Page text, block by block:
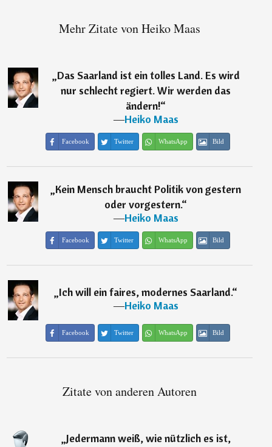
Mehr Zitate von Heiko Maas
„Das Saarland ist ein tolles Land. Es wird
nur schlecht regiert. Wir werden das
ändern!“
―Heiko Maas
Facebook Twitter WhatsApp Bild
„Kein Mensch braucht Politik von gestern
oder vorgestern.“
―Heiko Maas
Facebook Twitter WhatsApp Bild
„Ich will ein faires, modernes Saarland.“
―Heiko Maas
Facebook Twitter WhatsApp Bild
Zitate von anderen Autoren
„Jedermann weiß, wie nützlich es ist,